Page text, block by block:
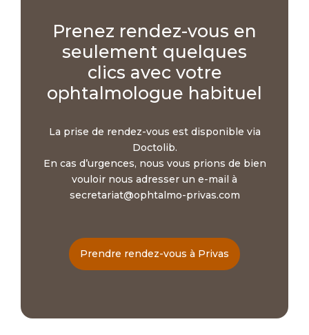
Prenez rendez-vous en
seulement quelques
clics avec votre
ophtalmologue habituel
La prise de rendez-vous est disponible via
Doctolib.
En cas d’urgences, nous vous prions de bien
vouloir nous adresser un e-mail à
secretariat@ophtalmo-privas.com
Prendre rendez-vous à Privas